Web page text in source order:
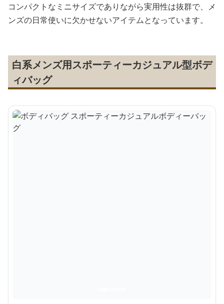
コンパクトなミニサイズでありながら実用性は抜群で、メ
ンズの日常使いに欠かせないアイテムとなっています。
白系メンズ用スポーティーカジュアル型ボデ
ィバッグ